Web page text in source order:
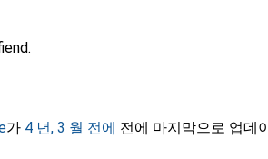
가 4 년, 3 월 전에 전에 마지막으로 업데